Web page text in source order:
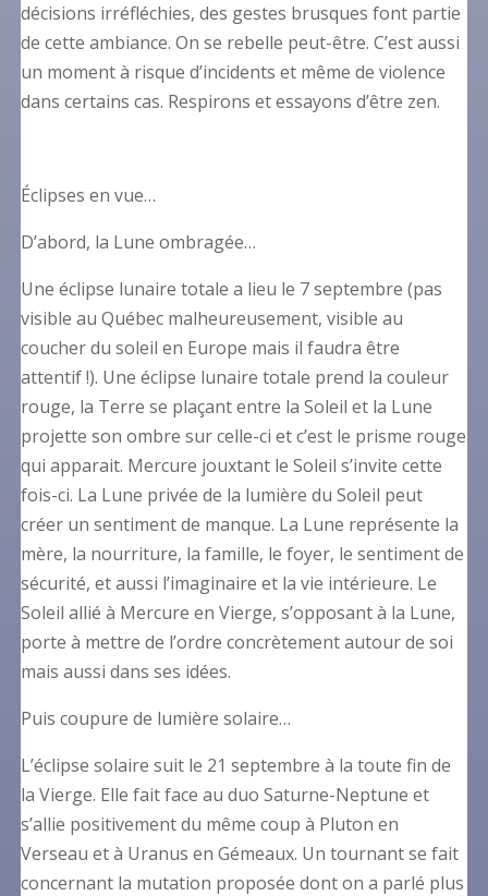
décisions irréfléchies, des gestes brusques font partie
de cette ambiance. On se rebelle peut-être. C’est aussi
un moment à risque d’incidents et même de violence
dans certains cas. Respirons et essayons d’être zen.
Éclipses en vue…
D’abord, la Lune ombragée…
Une éclipse lunaire totale a lieu le 7 septembre (pas
visible au Québec malheureusement, visible au
coucher du soleil en Europe mais il faudra être
attentif !). Une éclipse lunaire totale prend la couleur
rouge, la Terre se plaçant entre la Soleil et la Lune
projette son ombre sur celle-ci et c’est le prisme rouge
qui apparait. Mercure jouxtant le Soleil s’invite cette
fois-ci. La Lune privée de la lumière du Soleil peut
créer un sentiment de manque. La Lune représente la
mère, la nourriture, la famille, le foyer, le sentiment de
sécurité, et aussi l’imaginaire et la vie intérieure. Le
Soleil allié à Mercure en Vierge, s’opposant à la Lune,
porte à mettre de l’ordre concrètement autour de soi
mais aussi dans ses idées.
Puis coupure de lumière solaire…
L’éclipse solaire suit le 21 septembre à la toute fin de
la Vierge. Elle fait face au duo Saturne-Neptune et
s’allie positivement du même coup à Pluton en
Verseau et à Uranus en Gémeaux. Un tournant se fait
concernant la mutation proposée dont on a parlé plus